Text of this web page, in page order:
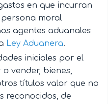
en que incurran
moral
agentes aduanales
Ley Aduanera.
iniciales por el
vender, bienes,
títulos valor que no
reconocidos, de